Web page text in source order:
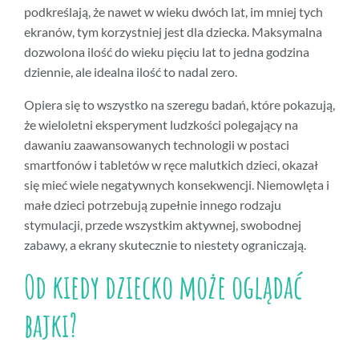
podkreślają, że nawet w wieku dwóch lat, im mniej tych
ekranów, tym korzystniej jest dla dziecka. Maksymalna
dozwolona ilość do wieku pięciu lat to jedna godzina
dziennie, ale idealna ilość to nadal zero.
Opiera się to wszystko na szeregu badań, które pokazują,
że wieloletni eksperyment ludzkości polegający na
dawaniu zaawansowanych technologii w postaci
smartfonów i tabletów w ręce malutkich dzieci, okazał
się mieć wiele negatywnych konsekwencji. Niemowlęta i
małe dzieci potrzebują zupełnie innego rodzaju
stymulacji, przede wszystkim aktywnej, swobodnej
zabawy, a ekrany skutecznie to niestety ograniczają.
Od kiedy dziecko może oglądać
bajki?